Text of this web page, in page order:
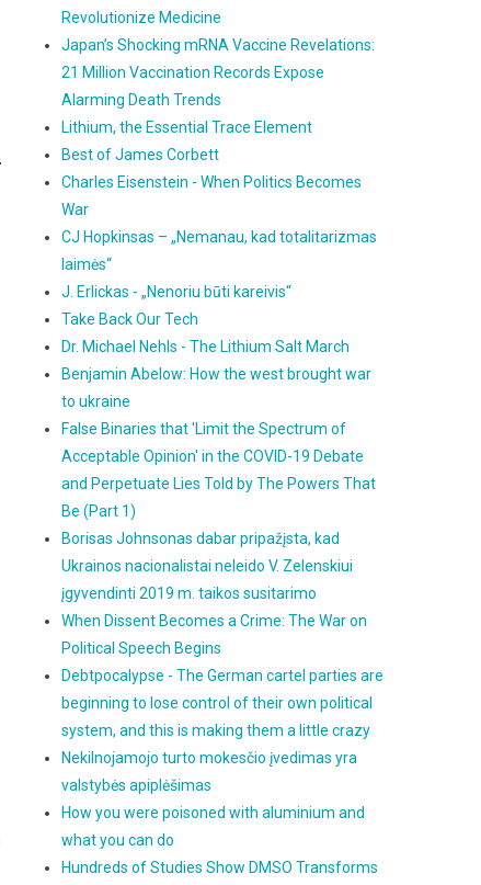
Revolutionize Medicine
Japan’s Shocking mRNA Vaccine Revelations:
21 Million Vaccination Records Expose
Alarming Death Trends
Lithium, the Essential Trace Element
Best of James Corbett
Charles Eisenstein - When Politics Becomes
War
CJ Hopkinsas – „Nemanau, kad totalitarizmas
laimės“
J. Erlickas - „Nenoriu būti kareivis“
Take Back Our Tech
Dr. Michael Nehls - The Lithium Salt March
Benjamin Abelow: How the west brought war
to ukraine
False Binaries that 'Limit the Spectrum of
Acceptable Opinion' in the COVID-19 Debate
and Perpetuate Lies Told by The Powers That
Be (Part 1)
Borisas Johnsonas dabar pripažįsta, kad
Ukrainos nacionalistai neleido V. Zelenskiui
įgyvendinti 2019 m. taikos susitarimo
When Dissent Becomes a Crime: The War on
Political Speech Begins
Debtpocalypse - The German cartel parties are
beginning to lose control of their own political
system, and this is making them a little crazy
Nekilnojamojo turto mokesčio įvedimas yra
valstybės apiplėšimas
How you were poisoned with aluminium and
what you can do
Hundreds of Studies Show DMSO Transforms